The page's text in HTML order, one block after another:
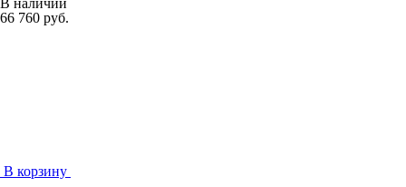
66 760 руб.
В корзину